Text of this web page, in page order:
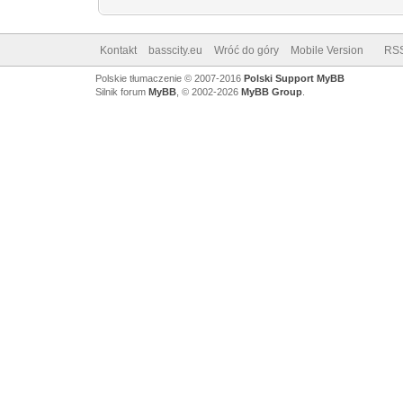
Kontakt basscity.eu Wróć do góry Mobile Version
Polskie tłumaczenie © 2007-2016 Polski Support MyBB
Silnik forum MyBB, © 2002-2026 MyBB Group.